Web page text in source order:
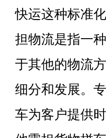
快运这种标准
担物流是指一
于其他的物流
细分和发展。
车为客户提供